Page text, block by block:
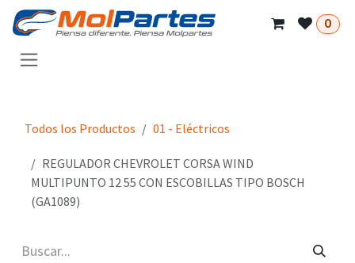
Ir al contenido
0
Todos los Productos 01 - Eléctricos
REGULADOR CHEVROLET CORSA WIND
MULTIPUNTO 12 55 CON ESCOBILLAS TIPO BOSCH
(GA1089)